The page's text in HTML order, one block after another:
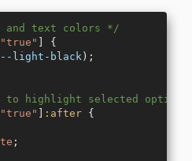
and text colors */
"true"
] {
--light-black );
highlight selected option
"true" :after {
;